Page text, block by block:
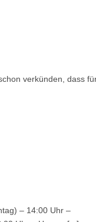
verkünden, dass
– 14:00 Uhr –